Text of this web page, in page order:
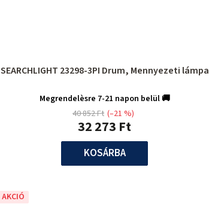
SEARCHLIGHT 23298-3PI Drum, Mennyezeti lámpa
Megrendelèsre 7-21 napon belül 🚚
32 273 Ft
40 852 Ft (–21 %)
KOSÁRBA
AKCIÓ